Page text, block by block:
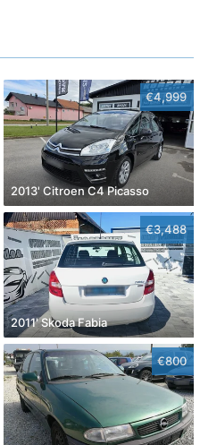
€4,999
2013' Citroen C4 Picasso
€3,488
2011' Skoda Fabia
€800